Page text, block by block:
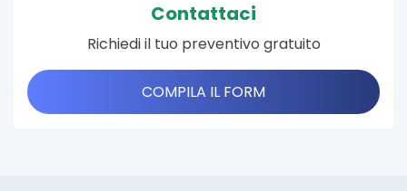
Contattaci
Richiedi il tuo preventivo gratuito
COMPILA IL FORM